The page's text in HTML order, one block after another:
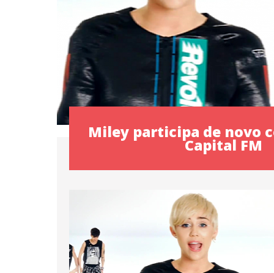
Miley participa de novo
Capital FM